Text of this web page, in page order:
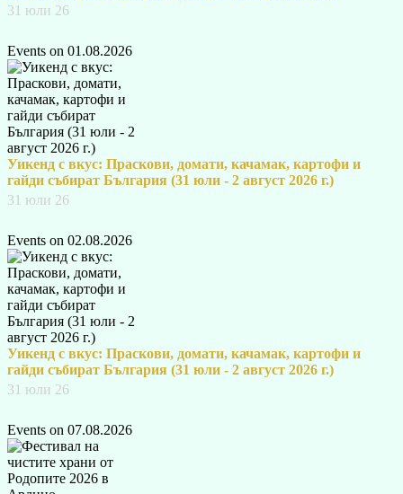
31 юли 26
Events on 01.08.2026
Уикенд с вкус: Праскови, домати, качамак, картофи и
гайди събират България (31 юли - 2 август 2026 г.)
31 юли 26
Events on 02.08.2026
Уикенд с вкус: Праскови, домати, качамак, картофи и
гайди събират България (31 юли - 2 август 2026 г.)
31 юли 26
Events on 07.08.2026